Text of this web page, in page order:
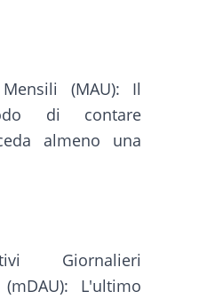
(MAU): Il
di contare
almeno una
Giornalieri
L'ultimo